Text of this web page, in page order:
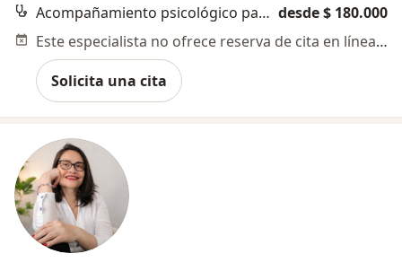
Acompañamiento psicológico para pacientes oncológicos desde $ 180.000
Este especialista no ofrece reserva de cita en línea en esta dirección.
Solicita una cita